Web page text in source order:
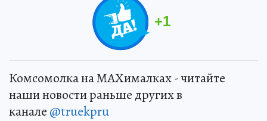
+1
Комсомолка на MAXималках - читайте
наши новости раньше других в
канале @truekpru